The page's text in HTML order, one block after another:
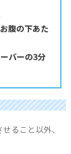
腹の下あた
バーの3分
ること以外、